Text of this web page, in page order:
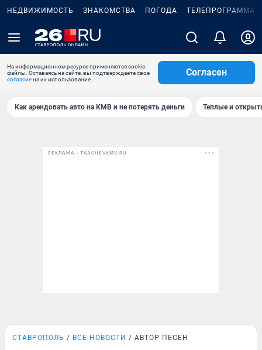
НЕДВИЖИМОСТЬ ЗНАКОМСТВА ПОГОДА ТЕЛЕПРОГРАММА
На информационном ресурсе применяются cookie-
файлы. Оставаясь на сайте, вы подтверждаете свое
согласиена их использование.
Согласен
Как арендовать авто на КМВ и не потерять деньги Теплые и
РЕКЛАМА • TKACHEVKMV.RU
СТАВРОПОЛЬ ВСЕ НОВОСТИ АВТОР ПЕСЕН